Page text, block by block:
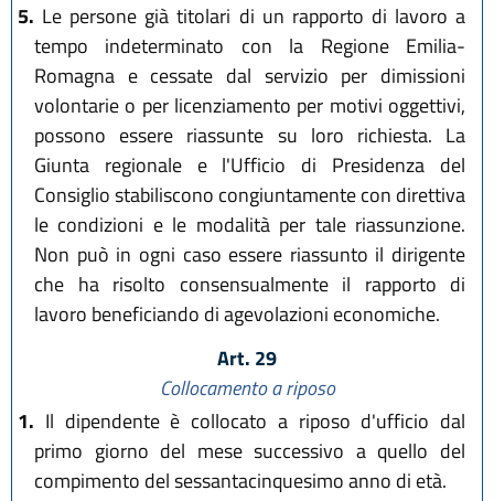
5. Le persone già titolari di un rapporto di lavoro a
tempo indeterminato con la Regione Emilia-
Romagna e cessate dal servizio per dimissioni
volontarie o per licenziamento per motivi oggettivi,
possono essere riassunte su loro richiesta. La
Giunta regionale e l'Ufficio di Presidenza del
Consiglio stabiliscono congiuntamente con direttiva
le condizioni e le modalità per tale riassunzione.
Non può in ogni caso essere riassunto il dirigente
che ha risolto consensualmente il rapporto di
lavoro beneficiando di agevolazioni economiche.
Art. 29
Collocamento a riposo
1. Il dipendente è collocato a riposo d'ufficio dal
primo giorno del mese successivo a quello del
compimento del sessantacinquesimo anno di età.